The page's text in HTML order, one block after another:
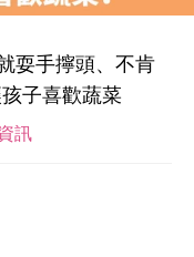
耍手擰頭、不肯
子喜歡蔬菜
訊